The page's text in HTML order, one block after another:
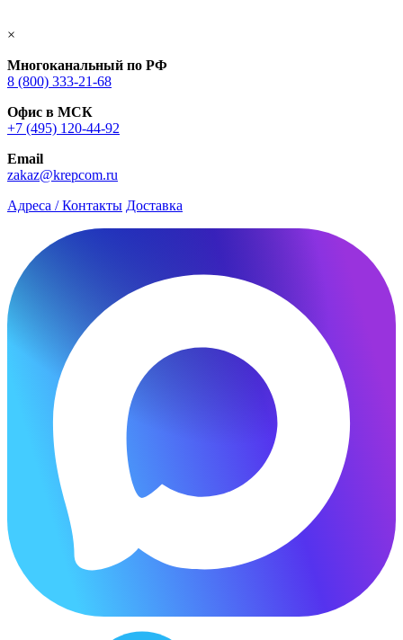
×
Многоканальный по РФ
8 (800) 333‑21-68
Офис в МСК
+7 (495) 120-44-92
Email
zakaz@krepcom.ru
Адреса / Контакты Доставка